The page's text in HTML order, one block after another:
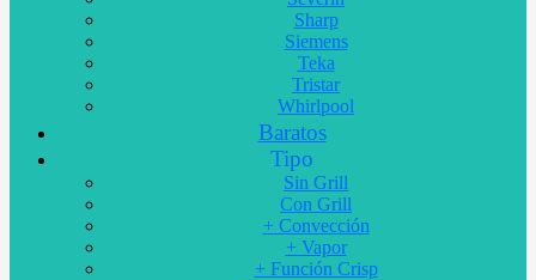
Sharp
Siemens
Teka
Tristar
Whirlpool
Baratos
Tipo
Sin Grill
Con Grill
+ Convección
+ Vapor
+ Función Crisp